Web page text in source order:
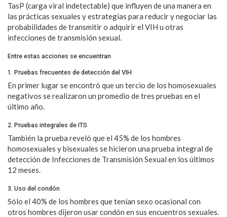
TasP (carga viral indetectable) que influyen de una manera en
las prácticas sexuales y estrategias para reducir y negociar las
probabilidades de transmitir o adquirir el VIH u otras
infecciones de transmisión sexual.
Entre estas acciones se encuentran
1. Pruebas frecuentes de detección del VIH
En primer lugar se encontró que un tercio de los homosexuales
negativos se realizaron un promedio de tres pruebas en el
último año.
2. Pruebas integrales de ITS
También la prueba reveló que el 45% de los hombres
homosexuales y bisexuales se hicieron una prueba integral de
detección de Infecciones de Transmisión Sexual en los últimos
12 meses.
3. Uso del condón
Sólo el 40% de los hombres que tenían sexo ocasional con
otros hombres dijeron usar condón en sus encuentros sexuales.